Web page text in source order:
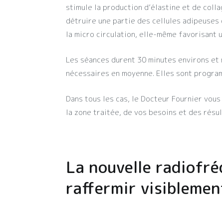
stimule la production d’élastine et de
détruire une partie des cellules adipeuses
la micro circulation, elle-même favorisant
Les séances durent 30 minutes environs
nécessaires en moyenne. Elles sont
Dans tous les cas, le Docteur Fournier
la zone traitée, de vos besoins et des
La nouvelle
raffermir